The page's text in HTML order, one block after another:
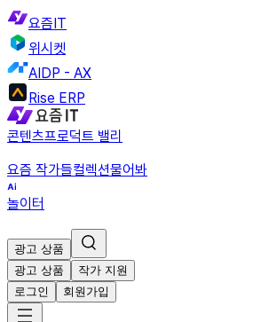
요즘IT
위시켓
AIDP - AX
Rise ERP
콘텐츠프로덕트 밸리
요즘 작가들컬렉션물어봐
놀이터
광고 상품
광고 상품
작가 지원
로그인
회원가입